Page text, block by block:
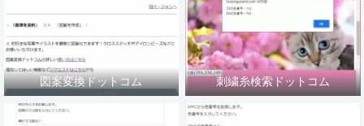
図案変換ドットコム 刺繍糸検索ドットコム